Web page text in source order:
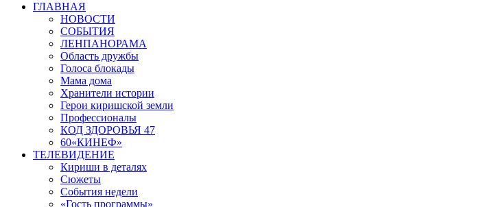
ГЛАВНАЯ
НОВОСТИ
СОБЫТИЯ
ЛЕНПАНОРАМА
Область дружбы
Голоса блокады
Мама дома
Хранители истории
Герои киришской земли
Профессионалы
КОД ЗДОРОВЬЯ 47
60«КИНЕФ»
ТЕЛЕВИДЕНИЕ
Кириши в деталях
Сюжеты
События недели
«Гость программы»